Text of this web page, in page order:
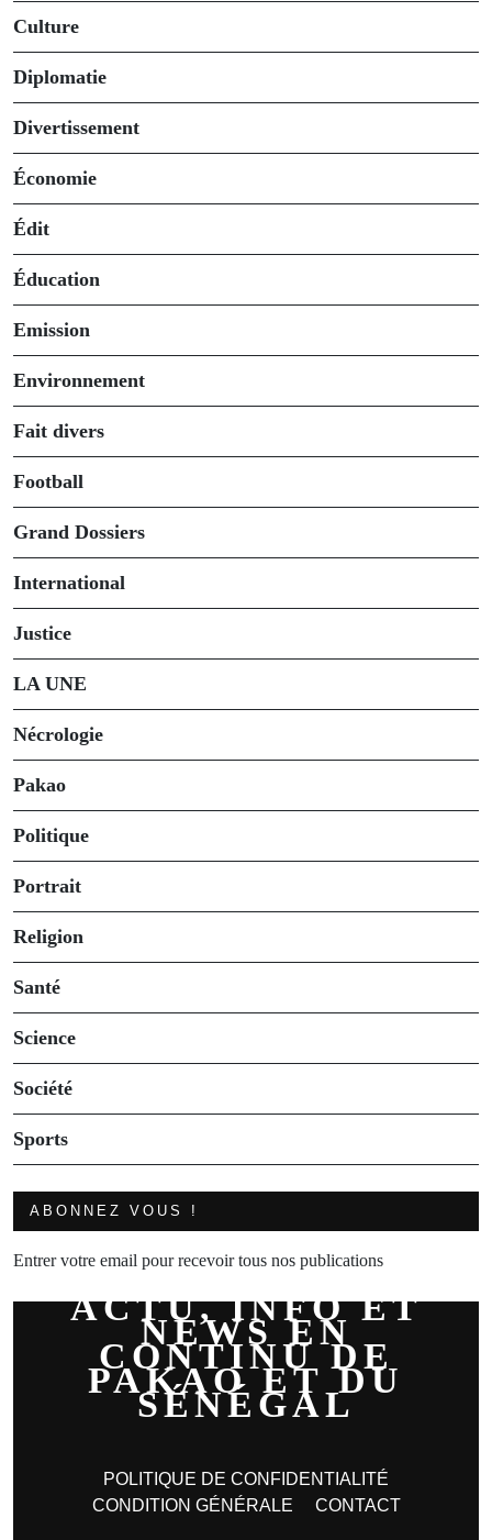
Culture
Diplomatie
Divertissement
Économie
Édit
Éducation
Emission
Environnement
Fait divers
Football
Grand Dossiers
International
Justice
LA UNE
Nécrologie
Pakao
Politique
Portrait
Religion
Santé
Science
Société
Sports
ABONNEZ VOUS !
Entrer votre email pour recevoir tous nos publications
ACTU, INFO ET
NEWS EN
CONTINU DE
PAKAO ET DU
SÉNÉGAL
POLITIQUE DE CONFIDENTIALITÉ
CONDITION GÉNÉRALE
CONTACT